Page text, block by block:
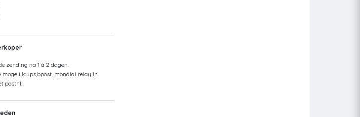
zending na 1 à 2 dagen.
mogelijk:ups,bpost ,mondial relay in
postnl.